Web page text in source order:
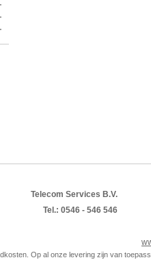
Telecom Services B.V.
Tel.: 0546 - 546 546
Op al onze levering zijn van